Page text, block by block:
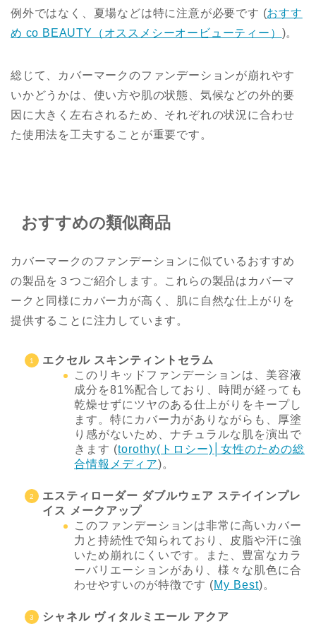
例外ではなく、夏場などは特に注意が必要です​ (おすす
め co BEAUTY（オススメシーオービューティー） )​。
総じて、カバーマークのファンデーションが崩れやす
いかどうかは、使い方や肌の状態、気候などの外的要
因に大きく左右されるため、それぞれの状況に合わせ
た使用法を工夫することが重要です。
おすすめの類似商品
カバーマークのファンデーションに似ているおすすめ
の製品を３つご紹介します。これらの製品はカバーマ
ークと同様にカバー力が高く、肌に自然な仕上がりを
提供することに注力しています。
エクセル スキンティントセラム
このリキッドファンデーションは、美容液
成分を81%配合しており、時間が経っても
乾燥せずにツヤのある仕上がりをキープし
ます。特にカバー力がありながらも、厚塗
り感がないため、ナチュラルな肌を演出で
きます​ (torothy(トロシー)│女性のための総
合情報メディア)​。
エスティローダー ダブルウェア ステイインプレ
イス メークアップ
このファンデーションは非常に高いカバー
力と持続性で知られており、皮脂や汗に強
いため崩れにくいです。また、豊富なカラ
ーバリエーションがあり、様々な肌色に合
わせやすいのが特徴です​ (My Best)​。
シャネル ヴィタルミエール アクア